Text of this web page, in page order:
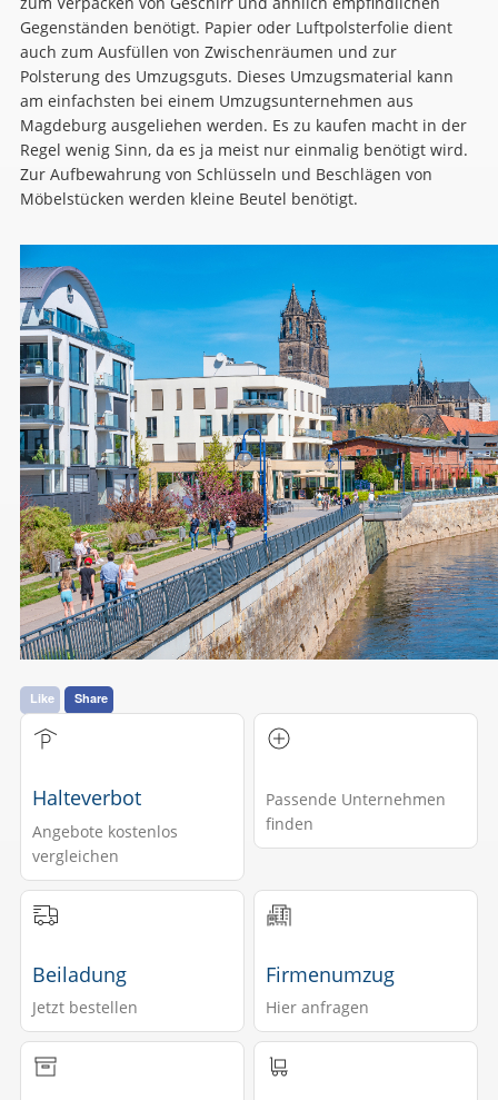
Gegenständen benötigt. Papier oder Luftpolsterfolie dient
auch zum Ausfüllen von Zwischenräumen und zur
Polsterung des Umzugsguts. Dieses Umzugsmaterial kann
am einfachsten bei einem Umzugsunternehmen aus
Magdeburg ausgeliehen werden. Es zu kaufen macht in der
Regel wenig Sinn, da es ja meist nur einmalig benötigt wird.
Zur Aufbewahrung von Schlüsseln und Beschlägen von
Möbelstücken werden kleine Beutel benötigt.
Like Share
Halteverbot
Angebote kostenlos
vergleichen
Passende Unternehmen
finden
Beiladung
Jetzt bestellen
Firmenumzug
Hier anfragen